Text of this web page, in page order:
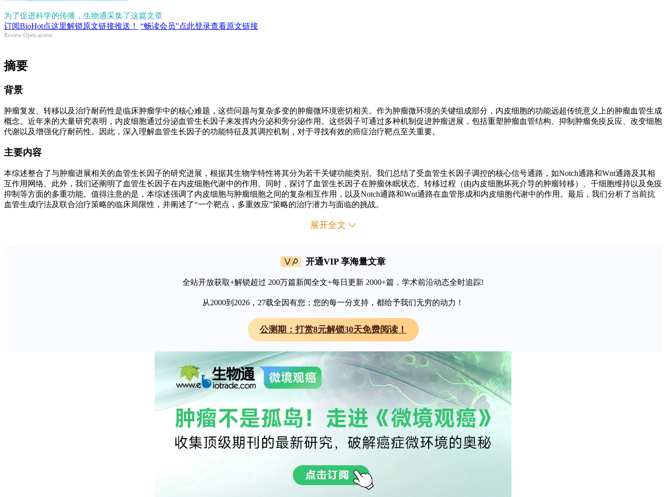
为了促进科学的传播，生物通采集了这篇文章
订阅BioHot点这里解锁原文链接推送！
“畅读会员”点此登录查看原文链接
Review Open access
摘要
背景
肿瘤复发、转移以及治疗耐药性是临床肿瘤学中的核心难题，这些问题与复杂多变的肿瘤微环境密切相关。作为肿瘤微环境的关键组成部分，内皮细胞的功能远超传统意义上的肿瘤血管生成
概念。近年来的大量研究表明，内皮细胞通过分泌血管生长因子来发挥内分泌和旁分泌作用。这些因子可通过多种机制促进肿瘤进展，包括重塑肿瘤血管结构、抑制肿瘤免疫反应、改变细胞
代谢以及增强化疗耐药性。因此，深入理解血管生长因子的功能特征及其调控机制，对于寻找有效的癌症治疗靶点至关重要。
主要内容
本综述整合了与肿瘤进展相关的血管生长因子的研究进展，根据其生物学特性将其分为若干关键功能类别。我们总结了受血管生长因子调控的核心信号通路，如Notch通路和Wnt通路及其相
互作用网络。此外，我们还阐明了血管生长因子在内皮细胞代谢中的作用。同时，探讨了血管生长因子在肿瘤休眠状态、转移过程（由内皮细胞坏死介导的肿瘤转移）、干细胞维持以及免疫
抑制等方面的多重功能。值得注意的是，本综述强调了内皮细胞与肿瘤细胞之间的复杂相互作用，以及Notch通路和Wnt通路在血管形成和内皮细胞代谢中的作用。最后，我们分析了当前抗
血管生成疗法及联合治疗策略的临床局限性，并阐述了“一个靶点，多重效应”策略的治疗潜力与面临的挑战。
学、空间转录组学以及谱系追踪技术的快速发展，为解析血管分泌因子的时空异质性，以及追踪内皮细胞及其前体细胞的克隆演变和功能转变提供了有力工具。这些进展有助于精准识别关键
肿瘤复发、转移以及治疗耐药性是临床肿瘤学中的核心难题，这些问题与复杂多变的肿瘤微环境密切相关。作为肿瘤微环境的关键组成部分，内皮细胞的功能远超传统意义上的肿瘤血管生成
概念。近年来的大量研究表明，内皮细胞通过分泌血管生长因子来发挥内分泌和旁分泌作用。这些因子可通过多种机制促进肿瘤进展，包括重塑肿瘤血管结构、抑制肿瘤免疫反应、改变细胞
本综述整合了与肿瘤进展相关的血管生长因子的研究进展，根据其生物学特性将其分为若干关键功能类别。我们总结了受血管生长因子调控的核心信号通路，如Notch通路和Wnt通路及其相
互作用网络。此外，我们还阐明了血管生长因子在内皮细胞代谢中的作用。同时，探讨了血管生长因子在肿瘤休眠状态、转移过程（由内皮细胞坏死介导的肿瘤转移）、干细胞维持以及免疫
抑制等方面的多重功能。值得注意的是，本综述强调了内皮细胞与肿瘤细胞之间的复杂相互作用，以及Notch通路和Wnt通路在血管形成和内皮细胞代谢中的作用。最后，我们分析了当前抗
血管生成疗法及联合治疗策略的临床局限性，并阐述了“一个靶点，多重效应”策略的治疗潜力与面临的挑战。
学、空间转录组学以及谱系追踪技术的快速发展，为解析血管分泌因子的时空异质性，以及追踪内皮细胞及其前体细胞的克隆演变和功能转变提供了有力工具。这些进展有助于精准识别关键
展开全文
开通VIP 享海量文章
全站开放获取+解锁超过 200万篇新闻全文+每日更新 2000+篇，学术前沿动态全时追踪!
从2000到2026，27载全因有您；您的每一分支持，都给予我们无穷的动力！
公测期：打赏8元解锁30天免费阅读！